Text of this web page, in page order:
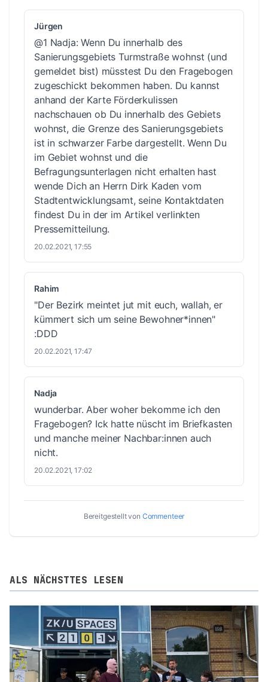
Jürgen
@1 Nadja: Wenn Du innerhalb des
Sanierungsgebiets Turmstraße wohnst (und
gemeldet bist) müsstest Du den Fragebogen
zugeschickt bekommen haben. Du kannst
anhand der Karte Förderkulissen
nachschauen ob Du innerhalb des Gebiets
wohnst, die Grenze des Sanierungsgebiets
ist in schwarzer Farbe dargestellt. Wenn Du
im Gebiet wohnst und die
Befragungsunterlagen nicht erhalten hast
wende Dich an Herrn Dirk Kaden vom
Stadtentwicklungsamt, seine Kontaktdaten
findest Du in der im Artikel verlinkten
Pressemitteilung.
20.02.2021, 17:55
Rahim
"Der Bezirk meintet jut mit euch, wallah, er
kümmert sich um seine Bewohner*innen"
:DDD
20.02.2021, 17:47
Nadja
wunderbar. Aber woher bekomme ich den
Fragebogen? Ick hatte nüscht im Briefkasten
und manche meiner Nachbar:innen auch
nicht.
20.02.2021, 17:02
Bereitgestellt von Commenteer
ALS NÄCHSTTES LESEN